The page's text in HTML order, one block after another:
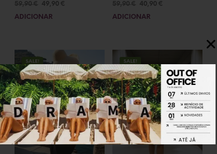
59,90€ 49,90 €
ADICIONAR
59,90€ 40,90 €
ADICIONAR
SALE! SALE!